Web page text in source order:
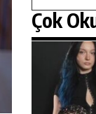
Çok